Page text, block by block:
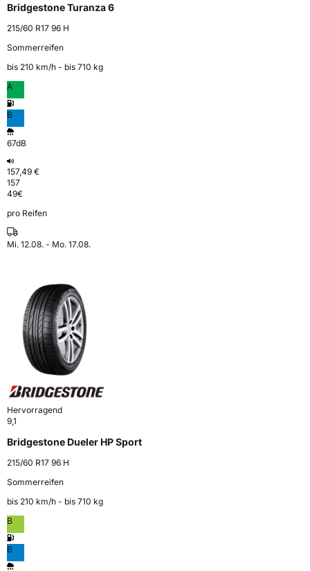
Bridgestone Turanza 6
215/60 R17 96 H
Sommerreifen
bis 210 km⁠/⁠h - bis 710 kg
A
B
67dB
157,49 €
157
49€
pro Reifen
Mi. 12.08. - Mo. 17.08.
Hervorragend
9,1
Bridgestone Dueler HP Sport
215/60 R17 96 H
Sommerreifen
bis 210 km⁠/⁠h - bis 710 kg
B
B